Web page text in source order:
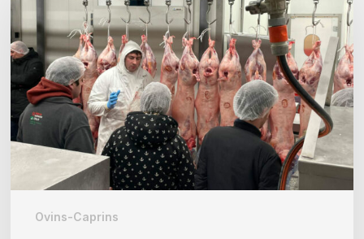
Ovins-Caprins
Visite
et
journée
d’étude
technique
à
l’abattoir